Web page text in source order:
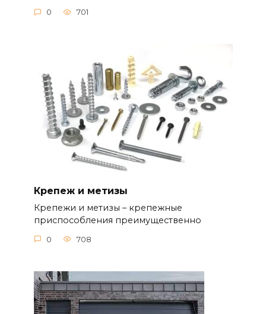
0 701
Крепеж и метизы
Крепежи и метизы – крепежные
приспособления преимущественно
0 708